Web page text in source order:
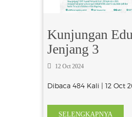
Kunjungan
Jenjang 3
12 Oct 2024
Dibaca 484 Kali | 12 Oct
SELENGKAPNYA